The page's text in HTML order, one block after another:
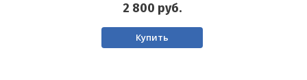
2 800 руб.
Купить